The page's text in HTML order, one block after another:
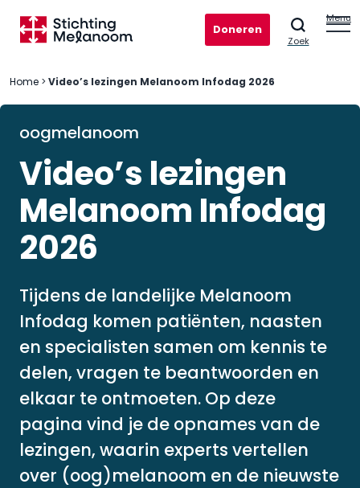
Doneren
Zoek
Menu
Home > Video’s lezingen Melanoom Infodag 2026
oogmelanoom
Video’s lezingen
Melanoom Infodag
2026
Tijdens de landelijke Melanoom
Infodag komen patiënten, naasten
en specialisten samen om kennis te
delen, vragen te beantwoorden en
elkaar te ontmoeten. Op deze
pagina vind je de opnames van de
lezingen, waarin experts vertellen
over (oog)melanoom en de nieuwste